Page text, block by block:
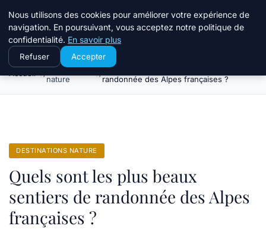
Terredeprovence
Destinations
nature
Quels sont les plus beaux sentiers de
randonnée des Alpes françaises ?
DESTINATIONS NATURE
Quels sont les plus beaux
sentiers de randonnée des Alpes
françaises ?
Nous utilisons des cookies pour améliorer votre expérience de
navigation. En poursuivant, vous acceptez notre politique de
confidentialité. En savoir plus
Refuser Accepter